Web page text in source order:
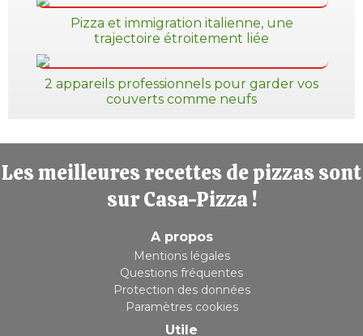
Pizza et immigration italienne, une
trajectoire étroitement liée
2 appareils professionnels pour garder vos
couverts comme neufs
Les meilleures recettes de pizzas sont
sur Casa-Pizza !
A propos
Mentions légales
Questions fréquentes
Protection des données
Paramètres cookies
Utile